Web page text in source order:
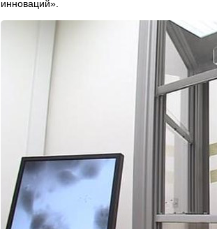
инноваций».